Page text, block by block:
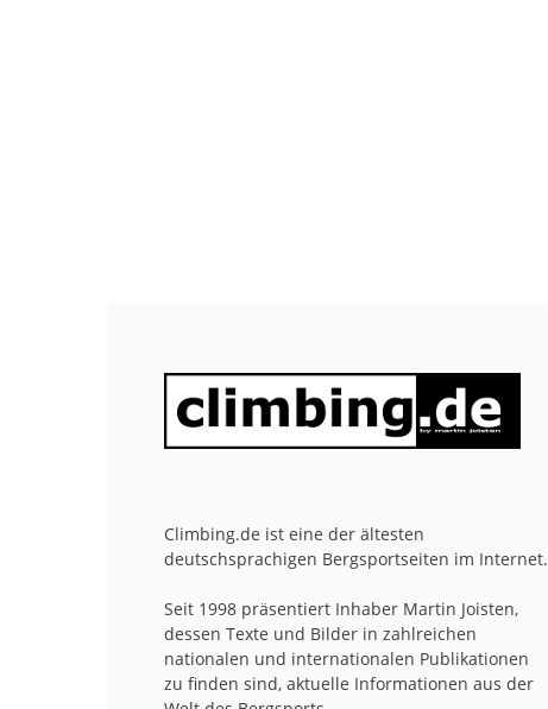
Climbing.de ist eine der ältesten
deutschsprachigen Bergsportseiten im Internet.
Seit 1998 präsentiert Inhaber Martin Joisten,
dessen Texte und Bilder in zahlreichen
nationalen und internationalen Publikationen
zu finden sind, aktuelle Informationen aus der